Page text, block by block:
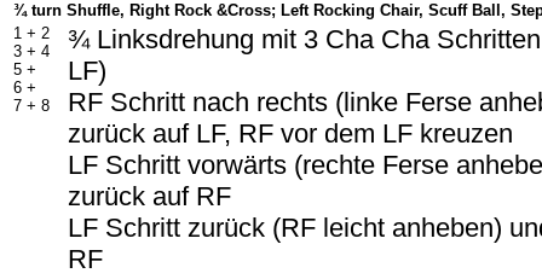
¾ turn Shuffle, Right Rock &Cross; Left Rocking Chair, Scuff Ball,
1 + 2
3 + 4
5 +
6 +
7 + 8
¾ Linksdrehung mit 3 Cha Cha
LF)
RF Schritt nach rechts (linke Ferse
zurück auf LF, RF vor dem LF kreuzen
LF Schritt vorwärts (rechte Ferse
zurück auf RF
LF Schritt zurück (RF leicht anheben)
RF